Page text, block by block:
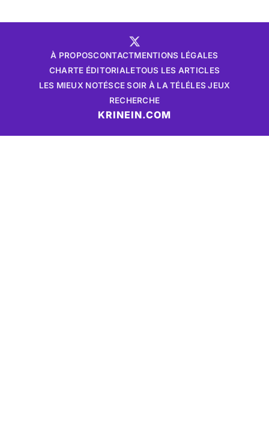
À PROPOSCONTACTMENTIONS LÉGALES
CHARTE ÉDITORIALETOUS LES ARTICLES
LES MIEUX NOTÉSCE SOIR À LA TÉLÉLES JEUX
RECHERCHE
KRINEIN.COM